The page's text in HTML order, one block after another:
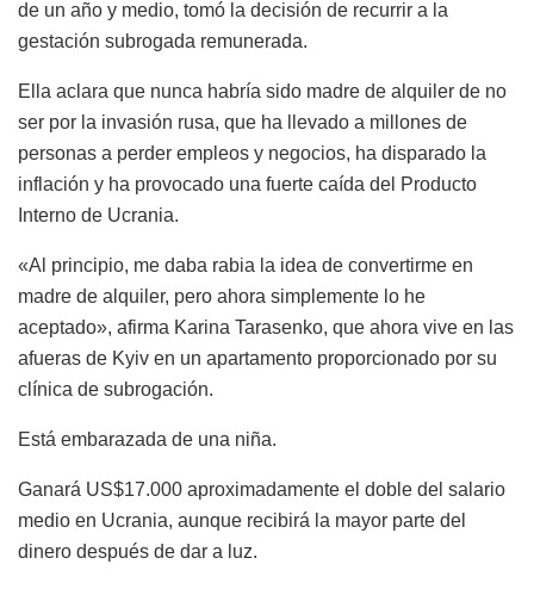
de un año y medio, tomó la decisión de recurrir a la
gestación subrogada remunerada.
Ella aclara que nunca habría sido madre de alquiler de no
ser por la invasión rusa, que ha llevado a millones de
personas a perder empleos y negocios, ha disparado la
inflación y ha provocado una fuerte caída del Producto
Interno de Ucrania.
«Al principio, me daba rabia la idea de convertirme en
madre de alquiler, pero ahora simplemente lo he
aceptado», afirma Karina Tarasenko, que ahora vive en las
afueras de Kyiv en un apartamento proporcionado por su
clínica de subrogación.
Está embarazada de una niña.
Ganará US$17.000 aproximadamente el doble del salario
medio en Ucrania, aunque recibirá la mayor parte del
dinero después de dar a luz.